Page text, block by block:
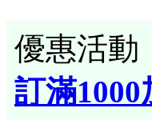
優惠活動
訂滿